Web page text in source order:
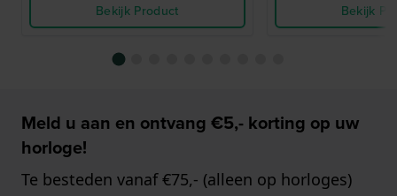
Bekijk Product
Bekijk
Meld u aan en ontvang €5,- korting op uw
horloge!
Te besteden vanaf €75,- (alleen op horloges)